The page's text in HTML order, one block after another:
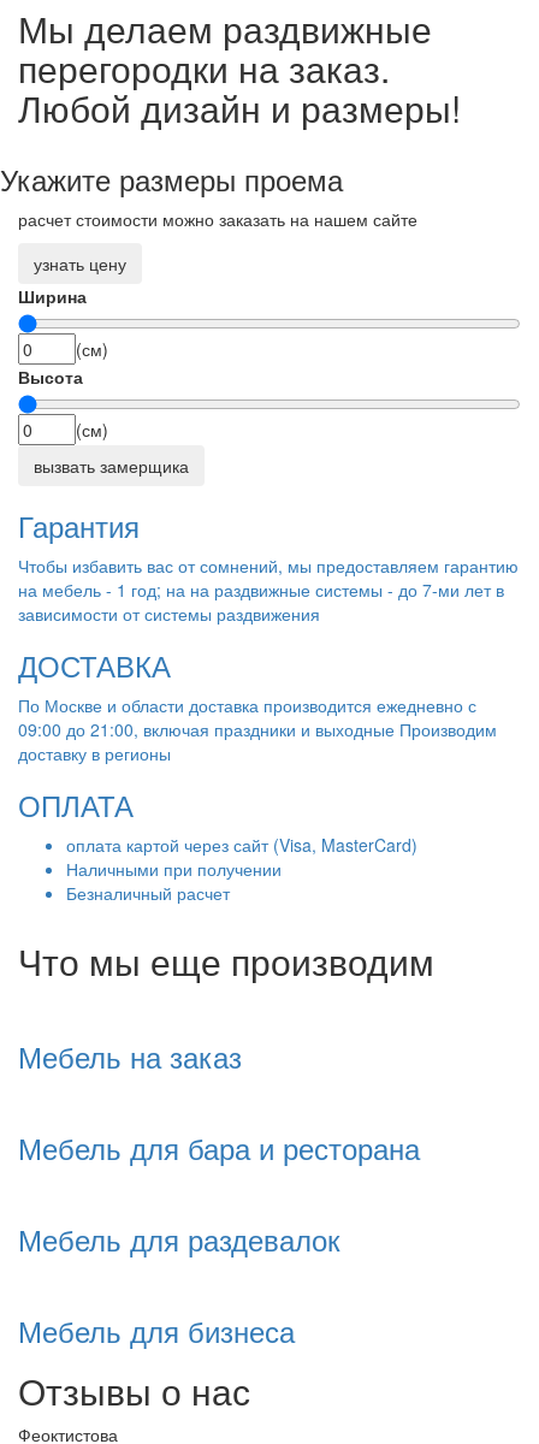
Мы делаем раздвижные
перегородки на заказ.
Любой дизайн и размеры!
Укажите размеры проема
расчет стоимости можно заказать на нашем сайте
узнать цену
Ширина
(см)
Высота
(см)
вызвать замерщика
Гарантия
Чтобы избавить вас от сомнений, мы предоставляем гарантию
на мебель - 1 год; на на раздвижные системы - до 7-ми лет в
зависимости от системы раздвижения
ДОСТАВКА
По Москве и области доставка производится ежедневно с
09:00 до 21:00, включая праздники и выходные Производим
доставку в регионы
ОПЛАТА
оплата картой через сайт (Visa, MasterCard)
Наличными при получении
Безналичный расчет
Что мы еще производим
Мебель на заказ
Мебель для бара и ресторана
Мебель для раздевалок
Мебель для бизнеса
Отзывы о нас
Феоктистова